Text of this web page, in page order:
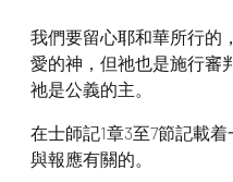
我們要留心耶和華所行的
愛的神，但祂也是施行審
祂是公義的主。
在士師記1章3至7節記載
與報應有關的。